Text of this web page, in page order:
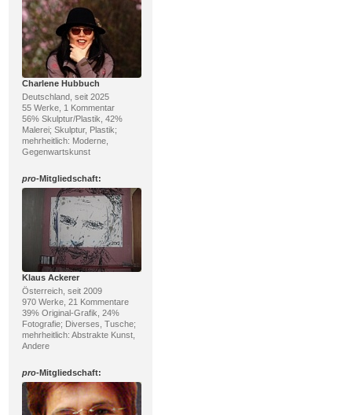
Charlene Hubbuch
Deutschland, seit 2025
55 Werke, 1 Kommentar
56% Skulptur/Plastik, 42%
Malerei; Skulptur, Plastik;
mehrheitlich: Moderne,
Gegenwartskunst
pro-Mitgliedschaft:
Klaus Ackerer
Österreich, seit 2009
970 Werke, 21 Kommentare
39% Original-Grafik, 24%
Fotografie; Diverses, Tusche;
mehrheitlich: Abstrakte Kunst,
Andere
pro-Mitgliedschaft: